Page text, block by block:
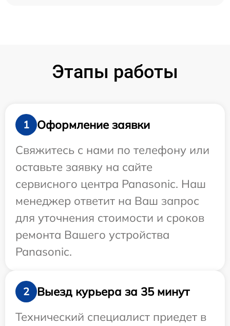
Этапы работы
1
Оформление заявки
Свяжитесь с нами по телефону или
оставьте заявку на сайте
сервисного центра Panasonic. Наш
менеджер ответит на Ваш запрос
для уточнения стоимости и сроков
ремонта Вашего устройства
Panasonic.
2
Выезд курьера за 35 минут
Технический специалист приедет в